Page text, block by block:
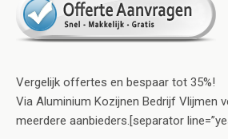
Vergelijk offertes en bespaar tot 35%!
Via Aluminium Kozijnen Bedrijf Vlijmen
meerdere aanbieders.[separator